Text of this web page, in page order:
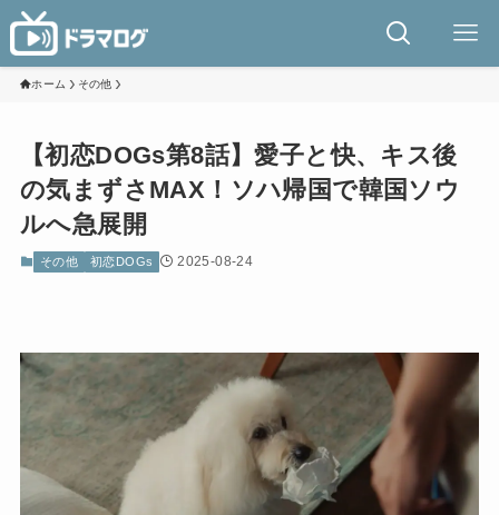
ホーム その他
【初恋DOGs第8話】愛子と快、キス後
の気まずさMAX！ソハ帰国で韓国ソウ
ルへ急展開
その他 初恋DOGs 2025-08-24